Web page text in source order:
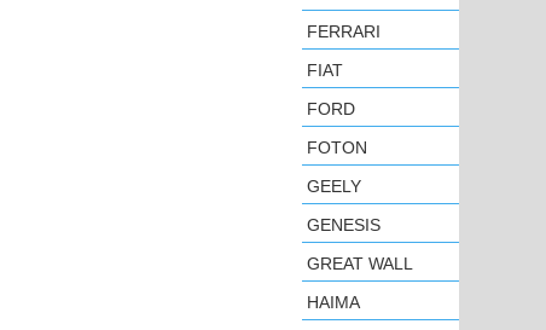
FERRARI
FIAT
FORD
FOTON
GEELY
GENESIS
GREAT WALL
HAIMA